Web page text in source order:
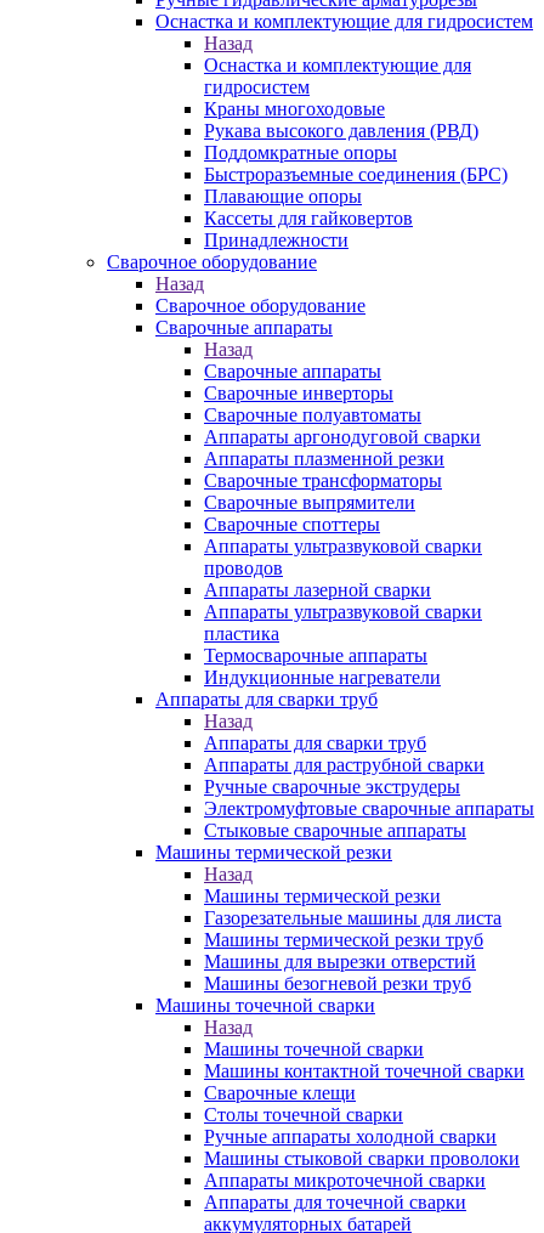
Оснастка и комплектующие для гидросистем
Назад
Оснастка и комплектующие для
гидросистем
Краны многоходовые
Рукава высокого давления (РВД)
Поддомкратные опоры
Быстроразъемные соединения (БРС)
Плавающие опоры
Кассеты для гайковертов
Принадлежности
Сварочное оборудование
Назад
Сварочное оборудование
Сварочные аппараты
Назад
Сварочные аппараты
Сварочные инверторы
Сварочные полуавтоматы
Аппараты аргонодуговой сварки
Аппараты плазменной резки
Сварочные трансформаторы
Сварочные выпрямители
Сварочные споттеры
Аппараты ультразвуковой сварки
проводов
Аппараты лазерной сварки
Аппараты ультразвуковой сварки
пластика
Термосварочные аппараты
Индукционные нагреватели
Аппараты для сварки труб
Назад
Аппараты для сварки труб
Аппараты для раструбной сварки
Ручные сварочные экструдеры
Электромуфтовые сварочные аппараты
Стыковые сварочные аппараты
Машины термической резки
Назад
Машины термической резки
Газорезательные машины для листа
Машины термической резки труб
Машины для вырезки отверстий
Машины безогневой резки труб
Машины точечной сварки
Назад
Машины точечной сварки
Машины контактной точечной сварки
Сварочные клещи
Столы точечной сварки
Ручные аппараты холодной сварки
Машины стыковой сварки проволоки
Аппараты микроточечной сварки
Аппараты для точечной сварки
аккумуляторных батарей